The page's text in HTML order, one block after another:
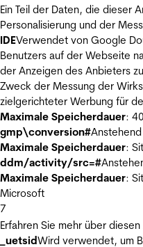
Ein Teil der Daten, die dieser
Personalisierung und der
IDEVerwendet von Google
Benutzers auf der Webseite
der Anzeigen des Anbieters
Zweck der Messung der
zielgerichteter Werbung für
Maximale Speicherdauer:
gmp\conversion#Anstehend
Maximale Speicherdauer:
ddm/activity/src=#
Maximale Speicherdauer:
Microsoft
7
Erfahren Sie mehr über
_uetsidWird verwendet, um